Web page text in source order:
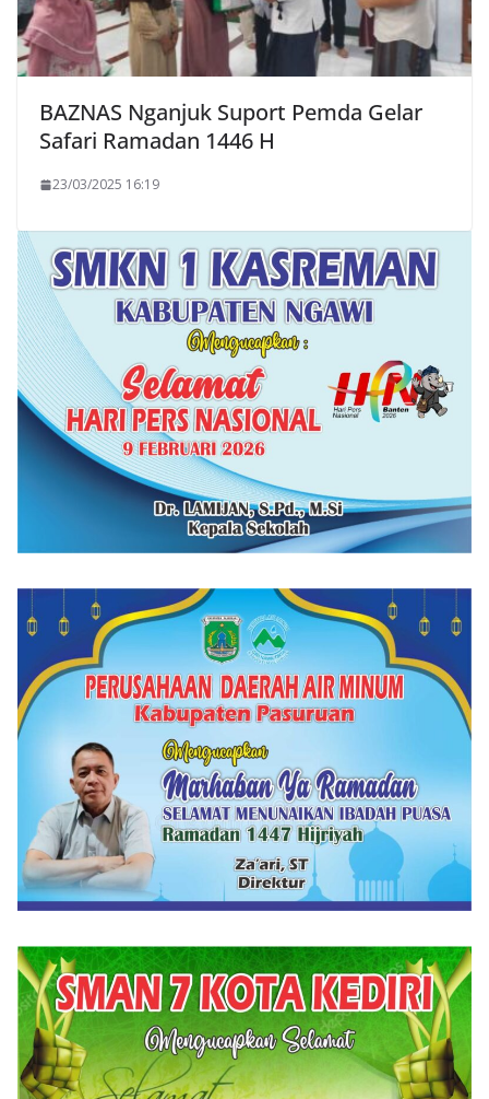
BAZNAS Nganjuk Suport Pemda Gelar
Safari Ramadan 1446 H
23/03/2025 16:19